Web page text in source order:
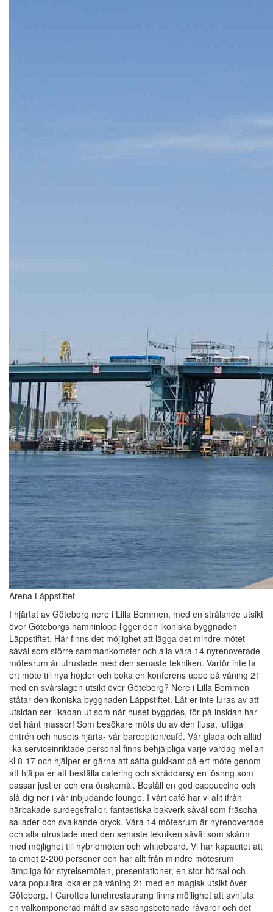
Arena Läppstiftet
I hjärtat av Göteborg nere i Lilla Bommen, med en strålande utsikt
över Göteborgs hamninlopp ligger den ikoniska byggnaden
Läppstiftet. Här finns det möjlighet att lägga det mindre mötet
såväl som större sammankomster och alla våra 14 nyrenoverade
mötesrum är utrustade med den senaste tekniken. Varför inte ta
ert möte till nya höjder och boka en konferens uppe på våning 21
med en svårslagen utsikt över Göteborg? Nere i Lilla Bommen
ståtar den ikoniska byggnaden Läppstiftet. Låt er inte luras av att
utsidan ser likadan ut som när huset byggdes, för på insidan har
det hänt massor! Som besökare möts du av den ljusa, luftiga
entrén och husets hjärta- vår barception/café. Vår glada och alltid
lika serviceinriktade personal finns behjälpliga varje vardag mellan
kl 8-17 och hjälper er gärna att sätta guldkant på ert möte genom
att hjälpa er att beställa catering och skräddarsy en lösnng som
passar just er och era önskemål. Beställ en god cappuccino och
slå dig ner i vår inbjudande lounge. I vårt café har vi allt ifrån
härbakade surdegsfrallor, fantastiska bakverk såväl som fräscha
sallader och svalkande dryck. Våra 14 mötesrum är nyrenoverade
och alla utrustade med den senaste tekniken såväl som skärm
med möjlighet till hybridmöten och whiteboard. Vi har kapacitet att
ta emot 2-200 personer och har allt från mindre mötesrum
lämpliga för styrelsemöten, presentationer, en stor hörsal och
våra populära lokaler på våning 21 med en magisk utsikt över
Göteborg. I Carottes lunchrestaurang finns möjlighet att avnjuta
en välkomponerad måltid av säsongsbetonade råvaror och det